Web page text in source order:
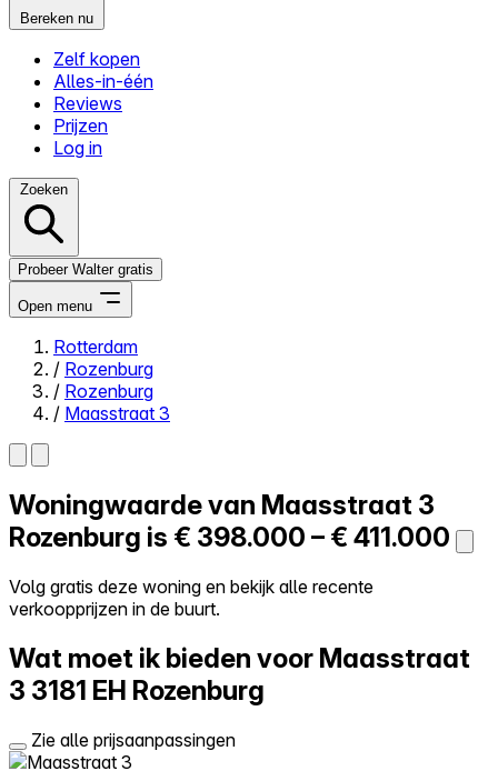
Bereken nu
Zelf kopen
Alles-in-één
Reviews
Prijzen
Log in
Zoeken
Probeer Walter gratis
Open menu
Close menu
Zelf kopen
Alles-in-één
Reviews
Log in
Rotterdam
/ Rozenburg
/ Rozenburg
/ Maasstraat 3
Woningwaarde van Maasstraat 3
Rozenburg is € 398.000 – € 411.000
Volg gratis deze woning en bekijk alle recente
verkoopprijzen in de buurt.
Wat moet ik bieden voor Maasstraat
3 3181 EH Rozenburg
Zie alle prijsaanpassingen